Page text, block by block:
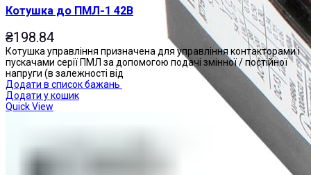
Котушка до ПМЛ-1 42В
₴198.84
Котушка управління призначена для управління контакторами і
пускачами серії ПМЛ за допомогою подачі змінної / постійної
напруги (в залежності від
Додати в список бажань
Додати у кошик
Quick View